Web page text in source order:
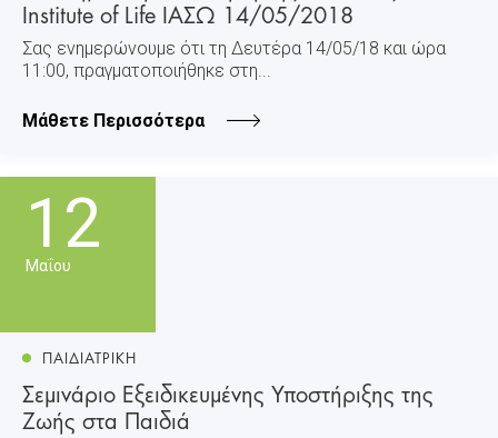
Institute of Life ΙΑΣΩ 14/05/2018
Σας ενημερώνουμε ότι τη Δευτέρα 14/05/18 και ώρα
11:00, πραγματοποιήθηκε στη...
Μάθετε Περισσότερα
12
Μαΐου
ΠΑΙΔΙΑΤΡΙΚΗ
Σεμινάριο Εξειδικευμένης Υποστήριξης της
Ζωής στα Παιδιά